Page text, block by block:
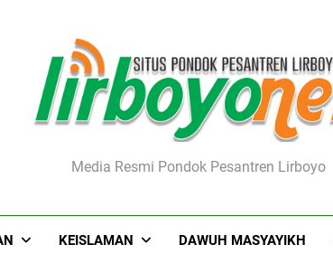
Media Resmi Pondok Pesantren Lirboyo
KEISLAMAN DAWUH MASYAYIKH